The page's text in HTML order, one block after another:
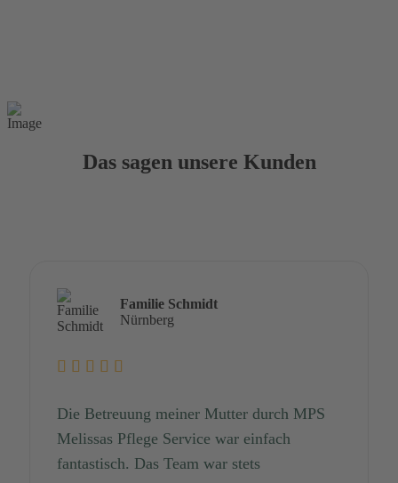
Das sagen unsere Kunden
Familie Schmidt
Nürnberg
Die Betreuung meiner Mutter durch MPS
Melissas Pflege Service war einfach
fantastisch. Das Team war stets